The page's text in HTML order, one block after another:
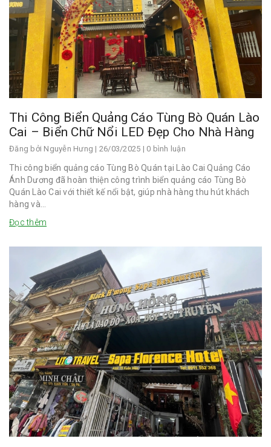
Thi Công Biển Quảng Cáo Tùng Bò Quán Lào
Cai – Biển Chữ Nổi LED Đẹp Cho Nhà Hàng
Đăng bởi Nguyễn Hưng | 26/03/2025 | 0 bình luận
Thi công biển quảng cáo Tùng Bò Quán tại Lào Cai Quảng Cáo
Ánh Dương đã hoàn thiện công trình biển quảng cáo Tùng Bò
Quán Lào Cai với thiết kế nổi bật, giúp nhà hàng thu hút khách
hàng và...
Đọc thêm